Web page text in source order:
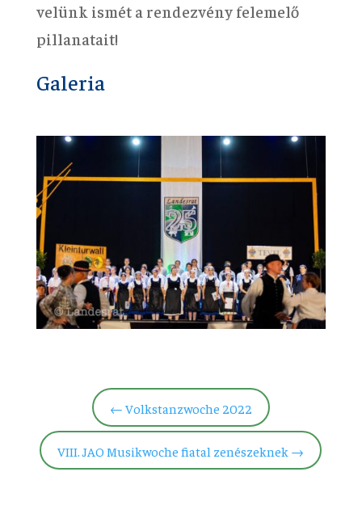
velünk ismét a rendezvény felemelő
pillanatait!
Galeria
← Volkstanzwoche 2022
VIII. JAO Musikwoche fiatal zenészeknek →